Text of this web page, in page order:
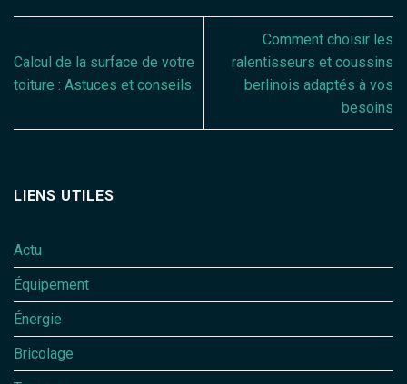
Calcul de la surface de votre
toiture : Astuces et conseils
Comment choisir les
ralentisseurs et coussins
berlinois adaptés à vos
besoins
LIENS UTILES
Actu
Équipement
Énergie
Bricolage